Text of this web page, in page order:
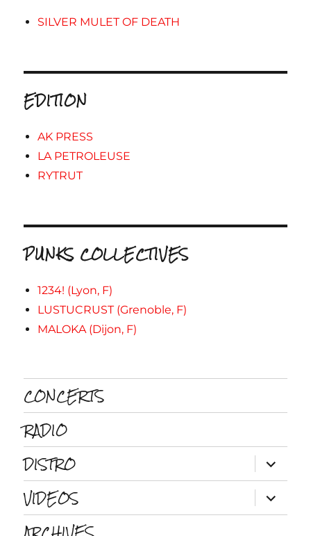
SILVER MULET OF DEATH
EDITION
AK PRESS
LA PETROLEUSE
RYTRUT
PUNKS COLLECTIVES
1234! (Lyon, F)
LUSTUCRUST (Grenoble, F)
MALOKA (Dijon, F)
CONCERTS
RADIO
DISTRO
ouvrir
le
sous-
menu
VIDEOS ouvrir
le
sous-